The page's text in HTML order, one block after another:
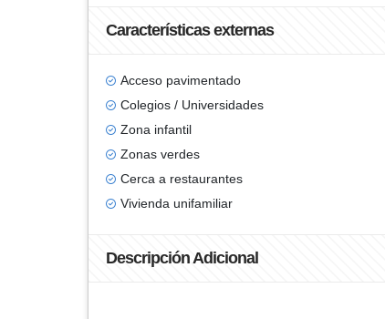
Características externas
Acceso pavimentado
Colegios / Universidades
Zona infantil
Zonas verdes
Cerca a restaurantes
Vivienda unifamiliar
Descripción Adicional